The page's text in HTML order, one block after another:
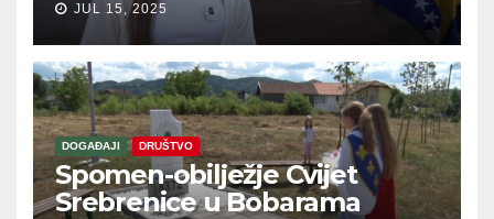
JUL 15, 2025
DOGAĐAJI DRUŠTVO
Spomen-obilježje Cvijet
Srebrenice u Bobarama